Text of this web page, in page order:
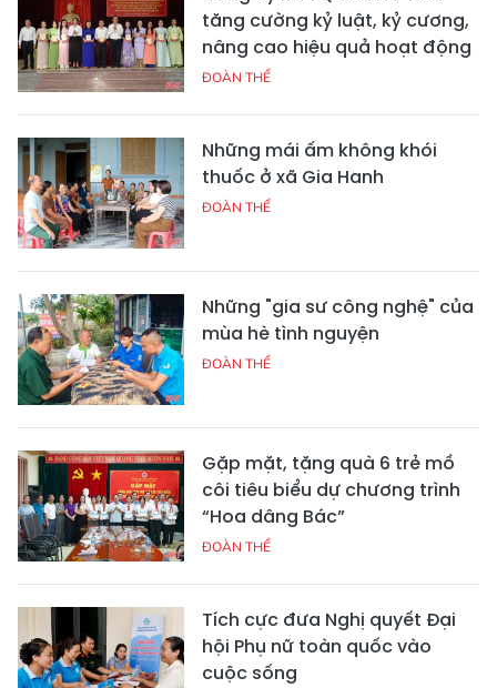
tăng cường kỷ luật, kỷ cương,
nâng cao hiệu quả hoạt động
ĐOÀN THỂ
Những mái ấm không khói
thuốc ở xã Gia Hanh
ĐOÀN THỂ
Những "gia sư công nghệ" của
mùa hè tình nguyện
ĐOÀN THỂ
Gặp mặt, tặng quà 6 trẻ mồ
côi tiêu biểu dự chương trình
“Hoa dâng Bác”
ĐOÀN THỂ
Tích cực đưa Nghị quyết Đại
hội Phụ nữ toàn quốc vào
cuộc sống